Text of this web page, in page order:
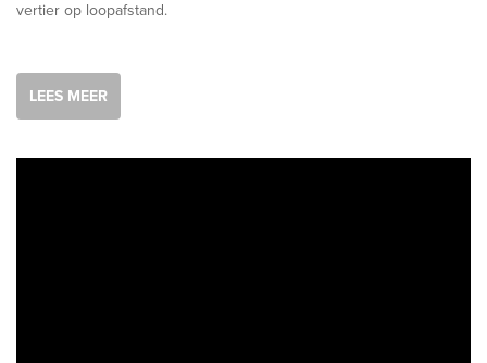
vertier op loopafstand.
LEES MEER